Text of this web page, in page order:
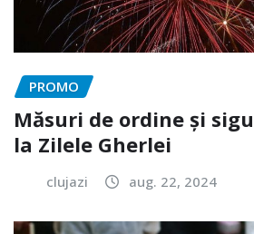
PROMO
Măsuri de ordine și
la Zilele Gherlei
clujazi aug. 22, 2024